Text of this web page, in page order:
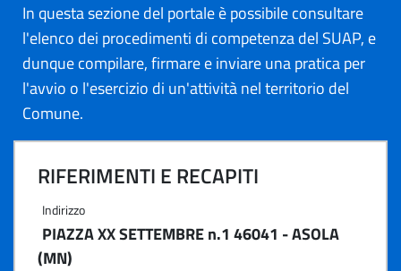
In questa sezione del portale è possibile consultare
l'elenco dei procedimenti di competenza del SUAP, e
dunque compilare, firmare e inviare una pratica per
l'avvio o l'esercizio di un'attività nel territorio del
Comune.
RIFERIMENTI E RECAPITI
Indirizzo
PIAZZA XX SETTEMBRE n.1 46041 - ASOLA
(MN)